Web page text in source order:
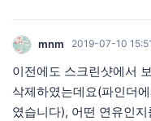
mnm 2019-07-10 15:51
이전에도 스크린샷에서
삭제하였는데요(파인더
였습니다), 어떤 연유인